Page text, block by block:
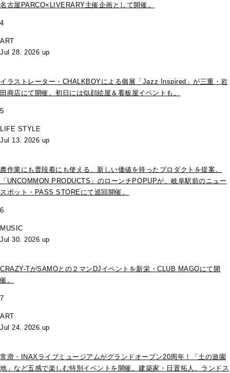
名古屋PARCO×LIVERARY主催企画として開催。
4
ART
Jul 28. 2026 up
イラストレーター・CHALKBOYによる個展「Jazz Inspired」が三重・岩
田商店にて開催。初日には似顔絵屋＆看板屋イベントも。
5
LIFE STYLE
Jul 13. 2026 up
農作業にも普段着にも使える、新しい価値を持ったプロダクトを提案。
「UNCOMMON PRODUCTS」のローンチPOPUPが、岐阜駅前のニュー
スポット・PASS STOREにて巡回開催。
6
MUSIC
Jul 30. 2026 up
CRAZY-TがSAMOとの２マンDJイベントを新栄・CLUB MAGOにて開
催。
7
ART
Jul 24. 2026 up
常滑・INAXライブミュージアムがグランドオープン20周年！「土の遊園
地」など五感で楽しむ特別イベントを開催。建築家・日置拓人、ランドス